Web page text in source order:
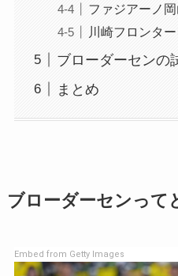
ファジアーノ
川崎フロンター
ブローダーセンの
まとめ
ブローダーセンって
Embed from Getty Images